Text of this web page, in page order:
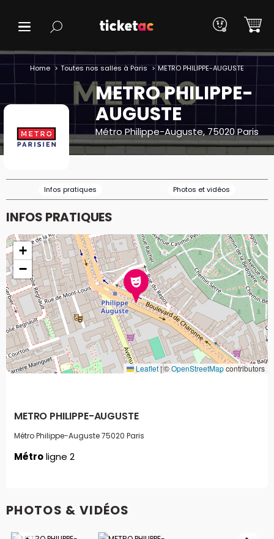
Home Toutes nos salles à Paris METRO PHILIPPE-AUGUSTE
METRO PHILIPPE-
AUGUSTE
Métro Philippe-Auguste, 75020 Paris
Infos pratiques Photos et vidéos
INFOS PRATIQUES
+
−
Leaflet|©OpenStreetMapcontributors
METRO PHILIPPE-AUGUSTE
Métro Philippe-Auguste75020 Paris
Métroligne 2
PHOTOS & VIDÉOS